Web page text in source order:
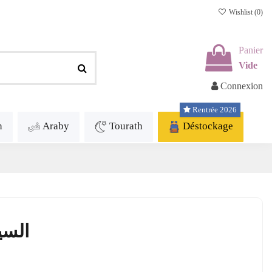
Wishlist (0)
Panier
Vide
Connexion
Araby Tourath Déstockage
Rentrée 2026